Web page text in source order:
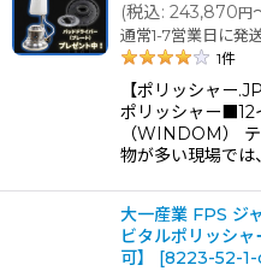
(税込: 243,870円
通常1-7営業日に発
1件
【ポリッシャー
ポリッシャー■12
（WINDOM）
物が多い現場では
大一産業 FPS ジ
ビタルポリッシ
可】
[8223-52-